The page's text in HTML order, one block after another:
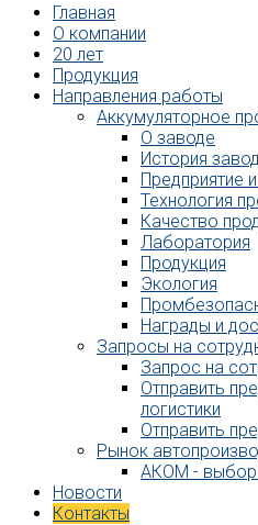
Главная
О компании
20 лет
Продукция
Направления работы
Аккумуляторное
О заводе
История
Предприятие
Технология
Качество
Лаборатория
Продукция
Экология
Награды и
Запросы на
Запрос на
Отправить
логистики
Отправить
Рынок
АКОМ - выбор
Новости
Контакты